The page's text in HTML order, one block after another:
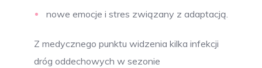
nowe emocje i stres związany z adaptacją.
Z medycznego punktu widzenia kilka infekcji
dróg oddechowych w sezonie